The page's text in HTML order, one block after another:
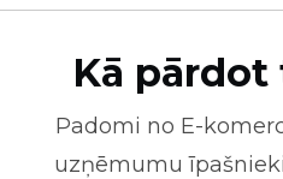
Kā pārdot
Padomi no E-
uzņēmumu